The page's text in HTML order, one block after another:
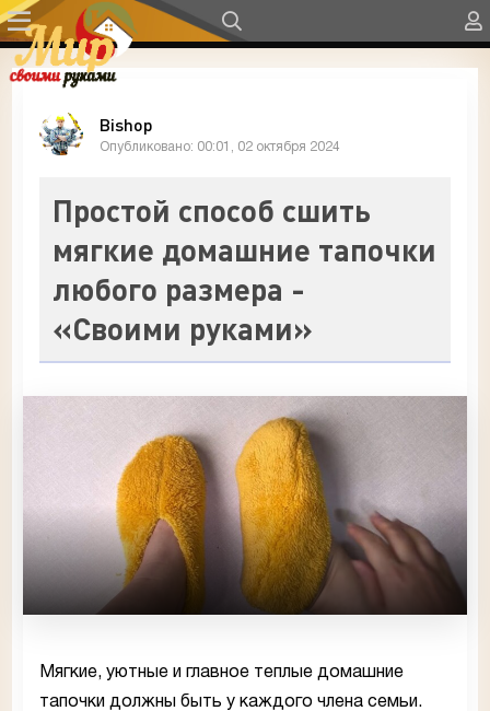
Bishop
Опубликовано: 00:01, 02 октября 2024
Простой способ сшить
мягкие домашние тапочки
любого размера -
«Своими руками»
Мягкие, уютные и главное теплые домашние
тапочки должны быть у каждого члена семьи.